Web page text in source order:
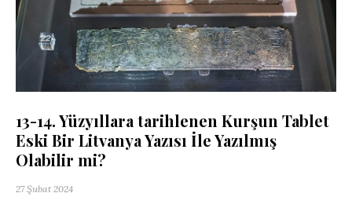
13-14. Yüzyıllara tarihlenen Kurşun Tablet
Eski Bir Litvanya Yazısı İle Yazılmış
Olabilir mi?
27 Şubat 2024